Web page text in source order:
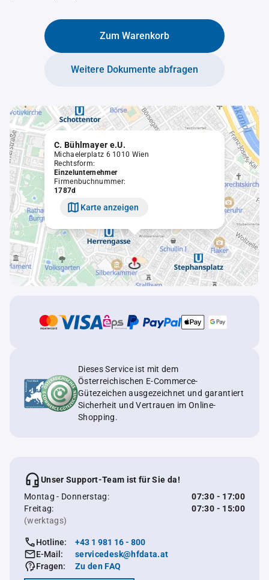
Zum Warenkorb
Weitere Dokumente abfragen
C. Bühlmayer e.U.
Michaelerplatz 6 1010 Wien
Rechtsform:
Einzelunternehmer
Firmenbuchnummer:
1787d
Karte anzeigen
Dieses Service ist mit dem
Österreichischen E-Commerce-
Gütezeichen ausgezeichnet und garantiert
Sicherheit und Vertrauen im Online-
Shopping.
Unser Support-Team ist für Sie da!
Montag - Donnerstag:
07:30 - 17:00
Freitag:
07:30 - 15:00
(werktags)
Hotline:
+43 1 981 16 - 800
E-Mail:
servicedesk@hfdata.at
Fragen:
Zu den FAQ